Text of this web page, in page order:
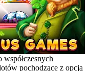
pochodzące z opcją